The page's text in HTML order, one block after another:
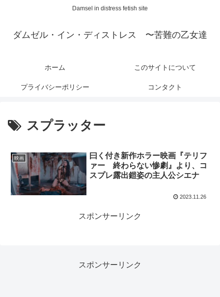
Damsel in distress fetish site
ダムゼル・イン・ディストレス 〜苦難の乙女達
ホーム このサイトについて
プライバシーポリシー コンタクト
スプラッター
映画
曰く付き新作ホラー映画『テリフ
ァー 終わらない惨劇』より、コ
スプレ露出鎧姿の主人公シエナ
2023.11.26
スポンサーリンク
スポンサーリンク